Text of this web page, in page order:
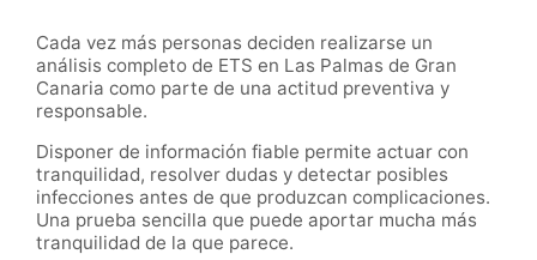
Cada vez más personas deciden realizarse un
análisis completo de ETS en Las Palmas de Gran
Canaria como parte de una actitud preventiva y
responsable.
Disponer de información fiable permite actuar con
tranquilidad, resolver dudas y detectar posibles
infecciones antes de que produzcan complicaciones.
Una prueba sencilla que puede aportar mucha más
tranquilidad de la que parece.